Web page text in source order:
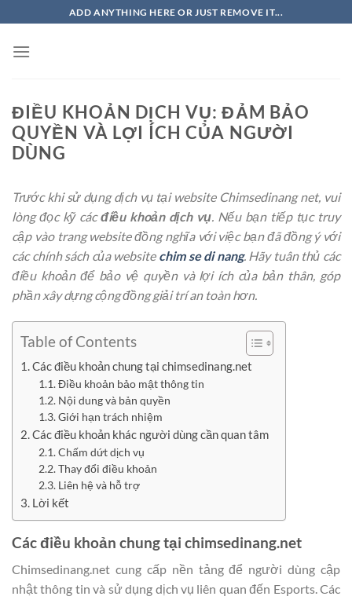
nội
ADD ANYTHING HERE OR JUST REMOVE IT...
ĐIỀU KHOẢN DỊCH VỤ: ĐẢM BẢO
QUYỀN VÀ LỢI ÍCH CỦA NGƯỜI
DÙNG
Trước khi sử dụng dịch vụ tại website Chimsedinang net, vui
lòng đọc kỹ cácđiều khoản dịch vụ. Nếu bạn tiếp tục truy
cập vào trang website đồng nghĩa với việc bạn đã đồng ý với
các chính sách của website chim se di nang. Hãy tuân thủ các
điều khoản để bảo vệ quyền và lợi ích của bản thân, góp
phần xây dựng cộng đồng giải trí an toàn hơn.
Table of Contents
Các điều khoản chung tại chimsedinang.net
Điều khoản bảo mật thông tin
Nội dung và bản quyền
Giới hạn trách nhiệm
Các điều khoản khác người dùng cần quan tâm
Chấm dứt dịch vụ
Thay đổi điều khoản
Liên hệ và hỗ trợ
Lời kết
Các điều khoản chung tại chimsedinang.net
Chimsedinang.net cung cấp nền tảng để người dùng cập
nhật thông tin và sử dụng dịch vụ liên quan đến Esports. Các